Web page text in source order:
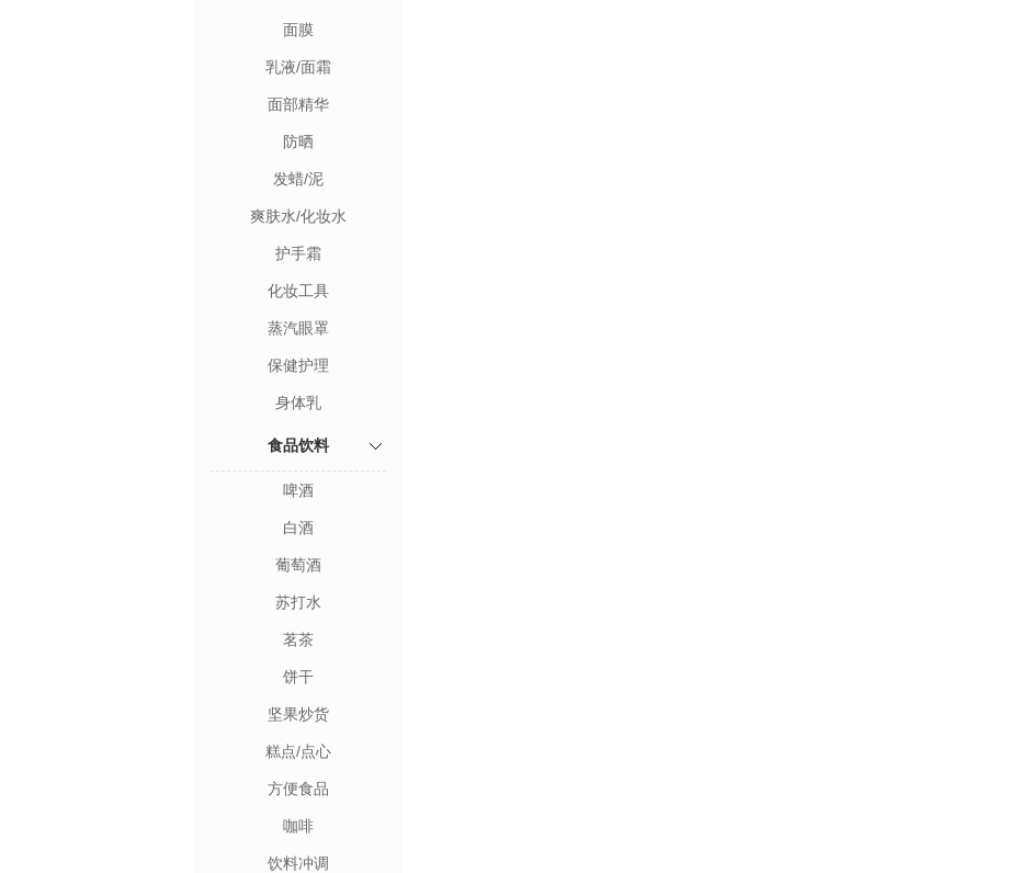
面膜
乳液/面霜
面部精华
防晒
发蜡/泥
爽肤水/化妆水
护手霜
化妆工具
蒸汽眼罩
保健护理
身体乳
食品饮料
啤酒
白酒
葡萄酒
苏打水
茗茶
饼干
坚果炒货
糕点/点心
方便食品
咖啡
饮料冲调